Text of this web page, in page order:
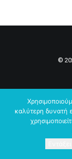
©
καλύτερη δυνατή